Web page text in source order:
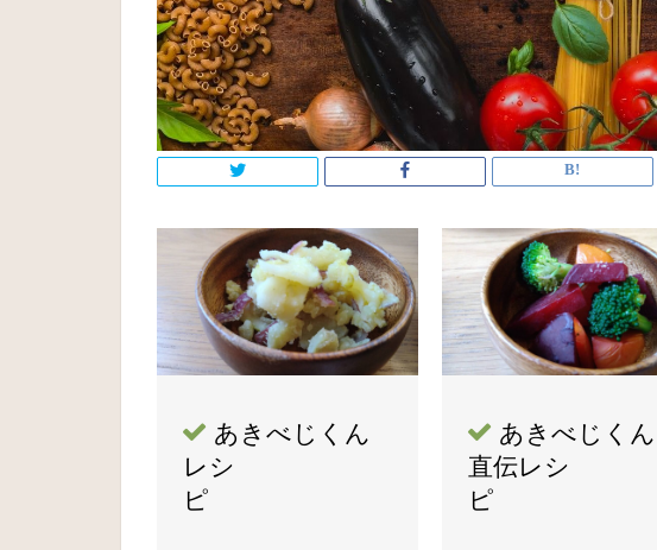
あきべじくん
レシ
ピ
あきべじくん
直伝レシ
ピ